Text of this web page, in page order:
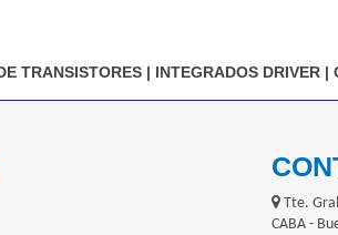
TRANSISTORES | INTEGRADOS DRIVER |
Tte.
CABA -